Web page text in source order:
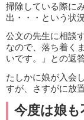
掃除している際に
出・・・という状
公文の先生に相談
なので、落ち着く
いです。」との返答
たしかに娘が入会
すが、さすがに放
今度は娘